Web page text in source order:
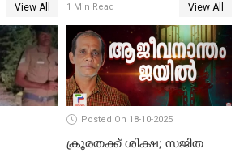
View All
അറസ്റ്റില്‍
1 Min Read View All
Posted On 18-10-2025
ക്രൂരതക്ക് ശിക്ഷ; സജിത